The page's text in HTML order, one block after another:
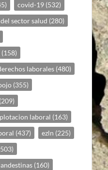
covid-19 (532)
sector salud (280)
(158)
laborales (480)
(355)
(209)
laboral (163)
(437) ezln (225)
(160)